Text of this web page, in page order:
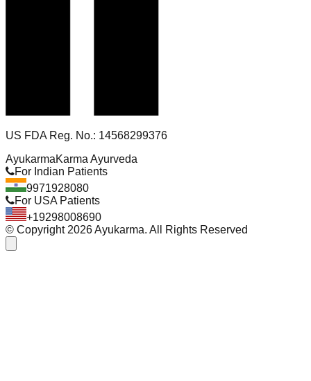
US FDA Reg. No.: 14568299376
AyukarmaKarma Ayurveda
For Indian Patients
9971928080
For USA Patients
+19298008690
© Copyright 2026Ayukarma. All Rights Reserved